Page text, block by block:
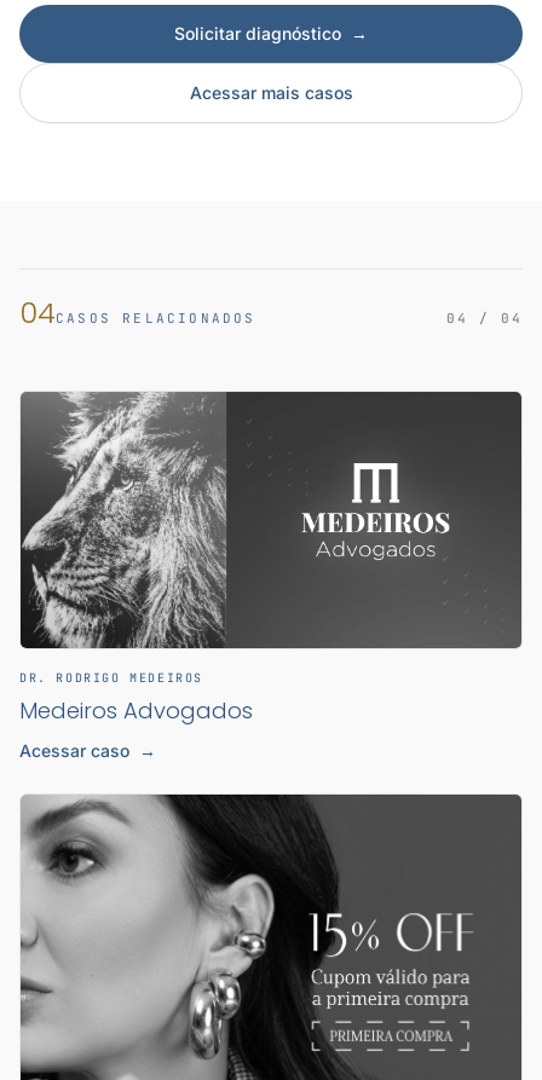
Solicitar diagnóstico →
Acessar mais casos
04CASOS RELACIONADOS 04 / 04
DR. RODRIGO MEDEIROS
Medeiros Advogados
Acessar caso →